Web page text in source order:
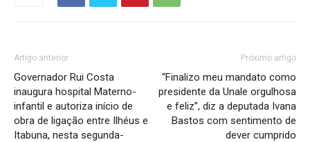
Artigo anterior
Governador Rui Costa
inaugura hospital Materno-
infantil e autoriza início de
obra de ligação entre Ilhéus e
Itabuna, nesta segunda-
Próximo artigo
“Finalizo meu mandato como
presidente da Unale orgulhosa
e feliz”, diz a deputada Ivana
Bastos com sentimento de
dever cumprido